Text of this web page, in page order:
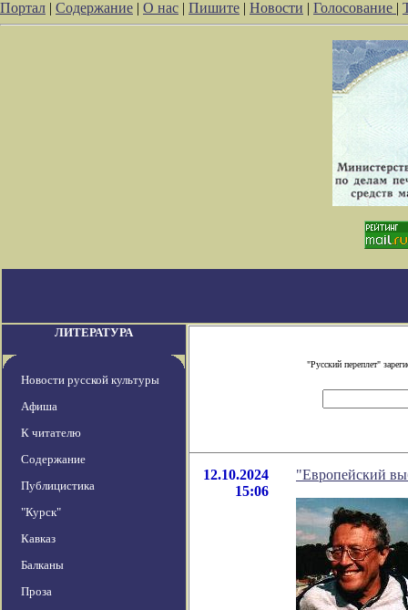
Портал | Содержание | О нас | Пишите | Новости | Голосование |
ЛИТЕРАТУРА
Новости русской культуры
Афиша
К читателю
Содержание
Публицистика
"Курск"
Кавказ
Балканы
Проза
"Русский переплет"
12.10.2024
15:06
"Европейский